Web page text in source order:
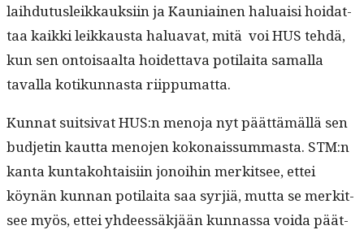
lai­h­du­tusleikkauk­si­in ja Kau­ni­ainen halu­aisi hoi­dat­
taa kaik­ki leikkaus­ta halu­a­vat, mitä voi HUS tehdä,
kun sen ontoisaal­ta hoidet­ta­va poti­lai­ta samal­la
taval­la kotikun­nas­ta riippumatta.
Kun­nat suit­si­vat HUS:n meno­ja nyt päät­tämäl­lä sen
bud­jetin kaut­ta meno­jen kokon­ais­sum­mas­ta. STM:n
kan­ta kun­tako­htaisi­in jonoi­hin merk­it­see, ettei
köynän kun­nan poti­lai­ta saa syr­jiä, mut­ta se merk­it­
see myös, ettei yhdeessäkjään kun­nas­sa voi­da päät­